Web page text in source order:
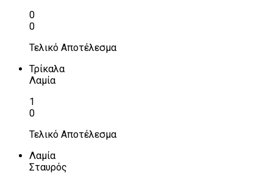
0
0
Τελικό Αποτέλεσμα
Τρίκαλα
Λαμία
1
0
Τελικό Αποτέλεσμα
Λαμία
Σταυρός